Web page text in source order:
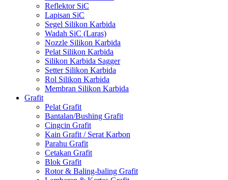
Reflektor SiC
Lapisan SiC
Segel Silikon Karbida
Wadah SiC (Laras)
Nozzle Silikon Karbida
Pelat Silikon Karbida
Silikon Karbida Sagger
Setter Silikon Karbida
Rol Silikon Karbida
Membran Silikon Karbida
Grafit
Pelat Grafit
Bantalan/Bushing Grafit
Cingcin Grafit
Kain Grafit / Serat Karbon
Parahu Grafit
Cetakan Grafit
Blok Grafit
Rotor & Baling-baling Grafit